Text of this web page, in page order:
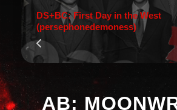
DS+BC: First Day in the West
(persephonedemoness)
AB: